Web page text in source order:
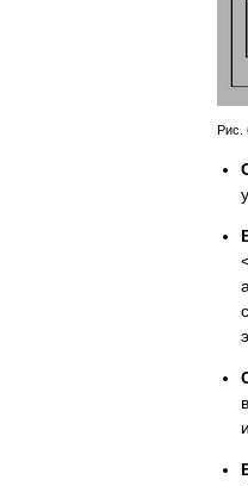
Рис.